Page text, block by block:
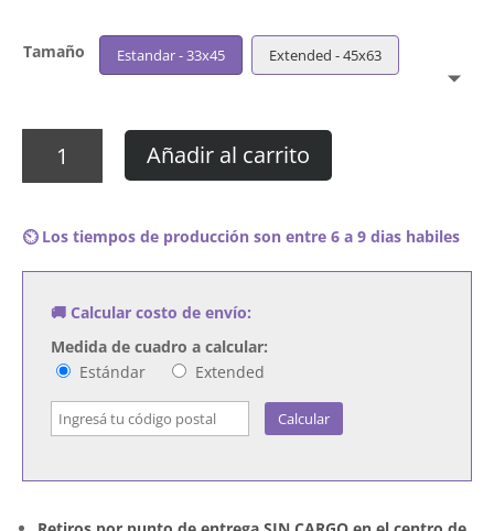
Tamaño Estandar - 33x45 Extended - 45x63
Ultravox
cantidad
Añadir al carrito
⏲️ Los tiempos de producción son entre 6 a 9 dias habiles
🚚 Calcular costo de envío:
Medida de cuadro a calcular:
Estándar
Extended
Calcular